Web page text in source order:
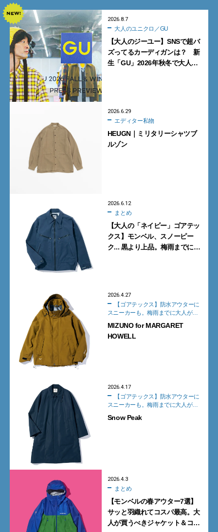
2026.8.7
大人のユニクロ／GU
【大人のジーユー】SNSで超バ
ズってるカーディガンは？ 新
生「GU」2026年秋冬で大人メ
2026.6.29
エディター私物
HEUGN｜ミリタリーシャツブ
ルゾン
2026.6.12
まとめ
【大人の「ネイビー」ゴアテッ
クス】モンベル、スノーピー
ク... 黒より上品。梅雨までに買
2026.4.27
スニーカーも。梅雨までに大人が買
MIZUNO for MARGARET
HOWELL
2026.4.17
スニーカーも。梅雨までに大人が買
Snow Peak
2026.4.3
まとめ
【モンベルの春アウター7選】
サッと羽織れてコスパ最高。大
人が買うべきジャケット＆コー